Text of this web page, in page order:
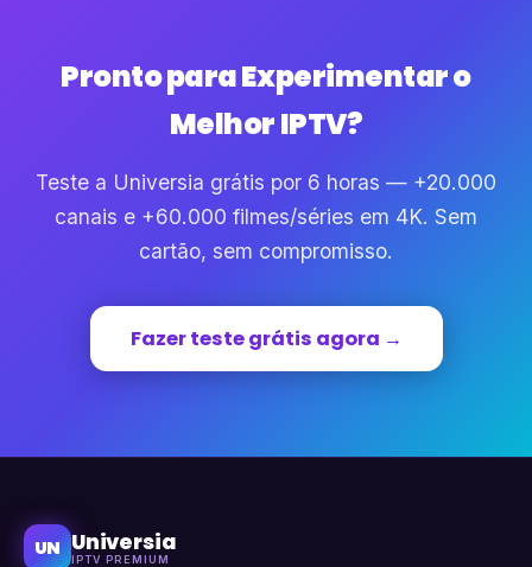
Pronto para Experimentar o
Melhor IPTV?
Teste a Universia grátis por 6 horas — +20.000
canais e +60.000 filmes/séries em 4K. Sem
cartão, sem compromisso.
Fazer teste grátis agora →
UN Universia
IPTV PREMIUM